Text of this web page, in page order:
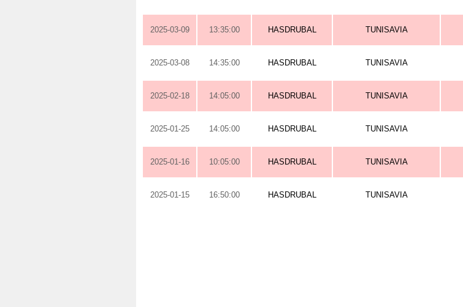
2025-03-09 13:35:00 HASDRUBAL TUNISAVIA
2025-03-08 14:35:00 HASDRUBAL TUNISAVIA
2025-02-18 14:05:00 HASDRUBAL TUNISAVIA
2025-01-25 14:05:00 HASDRUBAL TUNISAVIA
2025-01-16 10:05:00 HASDRUBAL TUNISAVIA
2025-01-15 16:50:00 HASDRUBAL TUNISAVIA